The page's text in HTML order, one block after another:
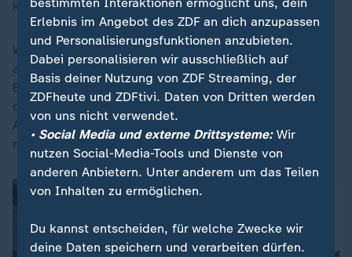
keine Antwort."
Worauf der Journalist antwortete: "Das hat vielleicht
auch den Grund, dass es nicht im Interesse der
Bundesrepublik Deutschland ist, dass sie sozusagen
das staatliche Interesse gefährden durch ihre
Anfragen, die dann öffentlich herausposaunt werden,
möglicherweise an russische Dienste."
Erlebnis im Angebot des ZDF an dich anzupassen
und Personalisierungsfunktionen anzubieten.
Dabei personalisieren wir ausschließlich auf
Basis deiner Nutzung von ZDF Streaming, der
ZDFheute und ZDFtivi. Daten von Dritten werden
von uns nicht verwendet.
• Social Media und externe Drittsysteme:Wir
nutzen Social-Media-Tools und Dienste von
anderen Anbietern. Unter anderem um das Teilen
von Inhalten zu ermöglichen.
Du kannst entscheiden, für welche Zwecke wir
deine Daten speichern und verarbeiten dürfen.